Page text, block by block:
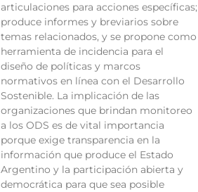
articulaciones para acciones específicas;
produce informes y breviarios sobre
temas relacionados, y se propone como
herramienta de incidencia para el
diseño de políticas y marcos
normativos en línea con el Desarrollo
Sostenible. La implicación de las
organizaciones que brindan monitoreo
a los ODS es de vital importancia
porque exige transparencia en la
información que produce el Estado
Argentino y la participación abierta y
democrática para que sea posible